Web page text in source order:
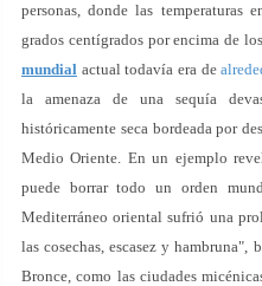
personas, donde las temperaturas
grados centígrados por encima de
mundial actual todavía era de
la amenaza de una sequía
históricamente seca bordeada por
Medio Oriente. En un ejemplo
puede borrar todo un orden
Mediterráneo oriental sufrió una
las cosechas, escasez y
Bronce, como las ciudades